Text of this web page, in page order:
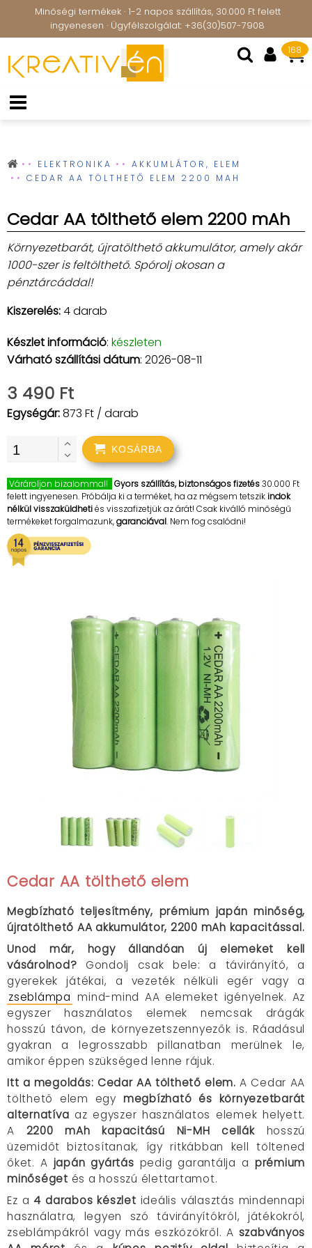
Minőségi termékek · 1-2 napos szállítás, 30.000 Ft felett
ingyenesen · Ügyfélszolgálat: +36(30)507-7908
168
ELEKTRONIKA
AKKUMLÁTOR, ELEM
CEDAR AA TÖLTHETŐ ELEM 2200 MAH
Cedar AA tölthető elem 2200 mAh
Környezetbarát, újratölthető akkumulátor, amely akár
1000-szer is feltölthető. Spórolj okosan a
pénztárcáddal!
Kiszerelés:4 darab
Készlet információ: készleten
Várható szállítási dátum: 2026-08-11
3 490 Ft
Egységár:873 Ft / darab
KOSÁRBA
Várároljon bizalommal! Gyors szállítás, biztonságos fizetés30.000 Ft
felett ingyenesen. Próbálja ki a terméket, ha az mégsem tetszikindok
nélkül visszaküldhetiés visszafizetjük az árát! Csak kiválló minőségű
termékeket forgalmazunk,garanciával. Nem fog csalódni!
Cedar AA tölthető elem
Megbízható teljesítmény, prémium japán minőség,
újratölthető AA akkumulátor, 2200 mAh kapacitással.
Unod már, hogy állandóan új elemeket kell
vásárolnod? Gondolj csak bele:a távirányító, a
gyerekek játékai, a vezeték nélküli egér vagy a
zseblámpa mind-mind AA elemeket igényelnek. Az
egyszer használatos elemek nemcsak drágák
hosszú távon, de környezetszennyezők is. Ráadásul
gyakran a legrosszabb pillanatban merülnek le,
amikor éppen szükséged lenne rájuk.
Itt a megoldás: Cedar AA tölthető elem. A Cedar AA
tölthető elem egy megbízható és környezetbarát
alternatíva az egyszer használatos elemek helyett.
A 2200 mAh kapacitású Ni-MH cellákhosszú
üzemidőt biztosítanak, így ritkábban kell töltened
őket. A japán gyártás pedig garantálja a prémium
minőséget és a hosszú élettartamot.
Ez a4 darabos készlet ideális választás mindennapi
használatra, legyen szó távirányítókról, játékokról,
zseblámpákról vagy más eszközökről. A szabványos